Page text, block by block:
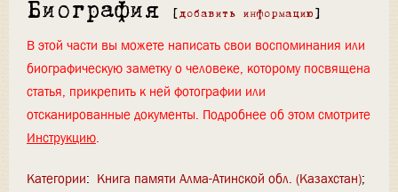
Биография [ добавить информацию ]
В этой части вы можете написать свои воспоминания или
биографическую заметку о человеке, которому посвящена
статья, прикрепить к ней фотографии или
отсканированные документы. Подробнее об этом смотрите
Инструкцию.
Категории: Книга памяти Алма-Атинской обл. (Казахстан)